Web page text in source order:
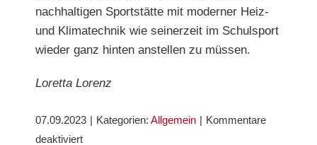
nachhaltigen Sportstätte mit moderner Heiz-
und Klimatechnik wie seinerzeit im Schulsport
wieder ganz hinten anstellen zu müssen.
Loretta Lorenz
07.09.2023 | Kategorien: Allgemein | Kommentare
deaktiviertfür